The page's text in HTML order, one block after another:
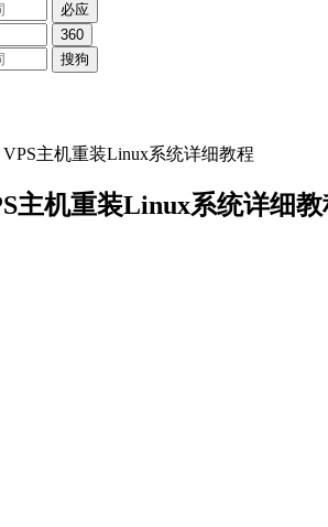
必应
360
搜狗
VPS主机重装Linux系统详细教程
主机重装Linux系统详细教